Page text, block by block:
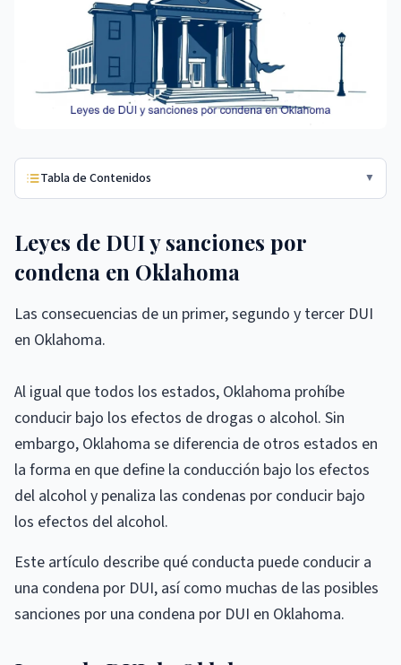
Tabla de Contenidos ▼
Leyes de DUI y sanciones por
condena en Oklahoma
Las consecuencias de un primer, segundo y tercer DUI
en Oklahoma.
Al igual que todos los estados, Oklahoma prohíbe
conducir bajo los efectos de drogas o alcohol. Sin
embargo, Oklahoma se diferencia de otros estados en
la forma en que define la conducción bajo los efectos
del alcohol y penaliza las condenas por conducir bajo
los efectos del alcohol.
Este artículo describe qué conducta puede conducir a
una condena por DUI, así como muchas de las posibles
sanciones por una condena por DUI en Oklahoma.